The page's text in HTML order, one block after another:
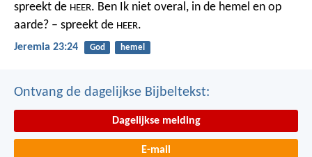
spreekt de HEER. Ben Ik niet overal, in de hemel en op
aarde? – spreekt de HEER.
Jeremia 23:24 God hemel
Ontvang de dagelijkse Bijbeltekst:
Dagelijkse melding
E-mail